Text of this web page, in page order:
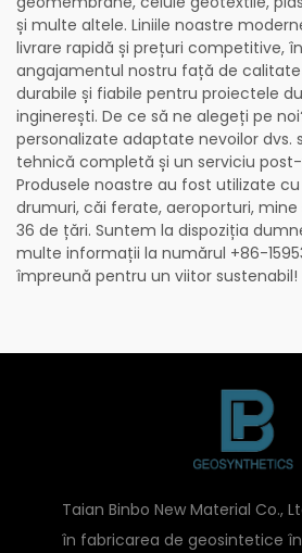
și multe altele. Liniile noastre
livrare rapidă și prețuri competitive,
angajamentul nostru față de
durabile și fiabile pentru proiectele
inginerești. De ce să ne alegeți pe
personalizate adaptate nevoilor dvs.
tehnică completă și un serviciu
Produsele noastre au fost utilizate
drumuri, căi ferate, aeroporturi, mine
36 de țări. Suntem la dispoziția
multe informații la numărul +86-
împreună pentru un viitor sustenabil!
Taian Binbo New Material Co.,
în fabricarea de geosintetice